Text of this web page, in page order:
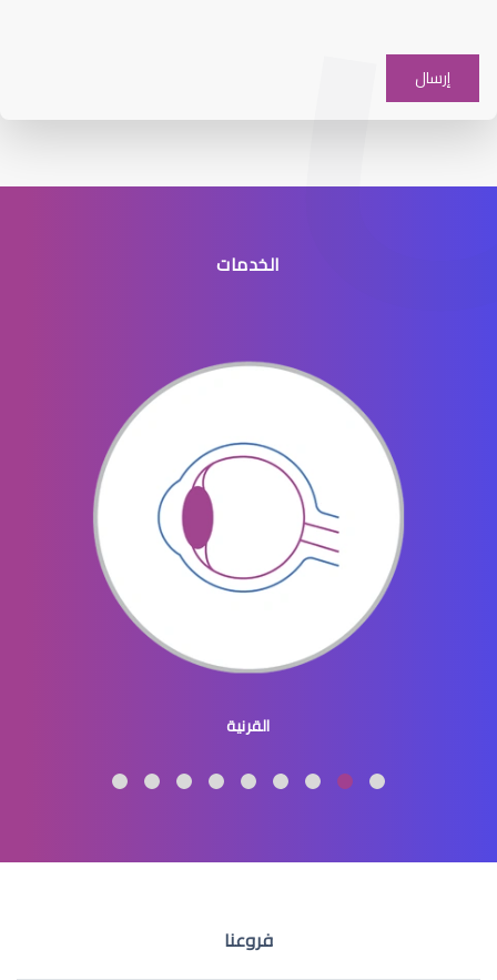
الماء الأبيض في عدسة العين
الماء الابيض في العين اسبابه وعلاجه
الماء الابيض في العين اعراضه
الخدمات
القرنية
فروعنا